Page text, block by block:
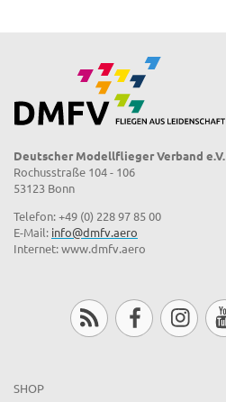
Deutscher Modellflieger Verband e.V.
Rochusstraße 104 - 106
53123 Bonn
Telefon: +49 (0) 228 97 85 00
E-Mail: info@dmfv.aero
Internet: www.dmfv.aero
SHOP